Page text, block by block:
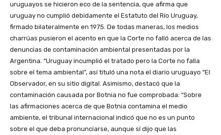
uruguayos se hicieron eco de la sentencia, que afirma que
uruguay no cumplió debidamente el Estatuto del Río Uruguay,
firmado bilateralmente en 1975. De todas maneras, los medios
charrúas pusieron el acento en que la Corte no falló acerca de las
denuncias de contaminación ambiental presentadas por la
Argentina. “Uruguay incumplió el tratado pero la Corte no falla
sobre el tema ambiental”, así tituló una nota el diario uruguayo “El
Observador, en su sitio digital. Asimismo, destacó que la
contaminación causada por Botnia no fue comprobada: “Sobre
las afirmaciones acerca de que Botnia contamina el medio
ambiente, el tribunal internacional indicó que no es un punto
sobre el que deba pronunciarse, aunque sí dijo que las